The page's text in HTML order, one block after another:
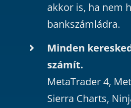
akkor is, ha nem
bankszámládra.
Minden
számít.
MetaTrader 4,
Sierra Charts,